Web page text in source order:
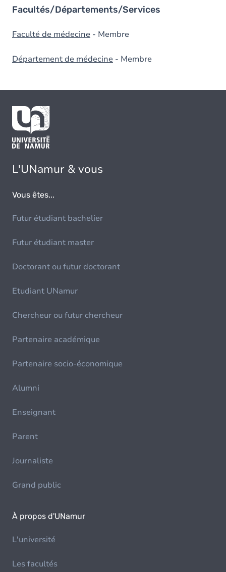
Facultés/Départements/Services
Faculté de médecine - Membre
Département de médecine - Membre
L'UNamur & vous
Vous êtes...
Futur étudiant bachelier
Futur étudiant master
Doctorant ou futur doctorant
Etudiant UNamur
Chercheur ou futur chercheur
Partenaire académique
Partenaire socio-économique
Alumni
Enseignant
Parent
Journaliste
Grand public
À propos d'UNamur
L'université
Les facultés